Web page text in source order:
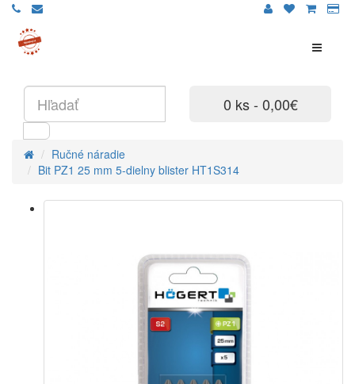
0 ks - 0,00€
Ručné náradie
Bit PZ1 25 mm 5-dielny blister HT1S314